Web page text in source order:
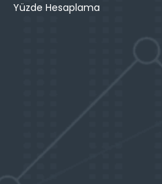
Yüzde Hesaplama